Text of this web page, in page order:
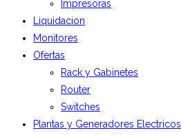
Impresoras
Liquidacion
Monitores
Ofertas
Rack y Gabinetes
Router
Switches
Plantas y Generadores Electricos